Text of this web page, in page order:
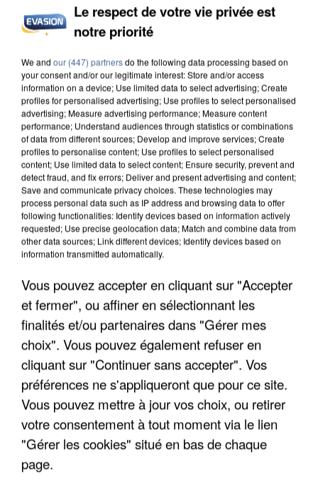
DE SOLIDARITÉ AVEC LES...
APRÈS TOUTES CES CANICULES, LES REFUGES
DE FAUNE SAUVAGE SONT...
Le respect de votre vie privée est
notre priorité
We and our (447) partnersdo the following data processing based on
your consent and/or our legitimate interest: Store and/or access
information on a device; Use limited data to select advertising; Create
profiles for personalised advertising; Use profiles to select personalised
advertising; Measure advertising performance; Measure content
performance; Understand audiences through statistics or combinations
of data from different sources; Develop and improve services; Create
profiles to personalise content; Use profiles to select personalised
content; Use limited data to select content; Ensure security, prevent and
detect fraud, and fix errors; Deliver and present advertising and content;
Save and communicate privacy choices. These technologies may
process personal data such as IP address and browsing data to offer
following functionalities: Identify devices based on information actively
requested; Use precise geolocation data; Match and combine data from
other data sources; Link different devices; Identify devices based on
information transmitted automatically.
Vous pouvez accepter en cliquant sur "Accepter
et fermer", ou affiner en sélectionnant les
finalités et/ou partenaires dans "Gérer mes
choix". Vous pouvez également refuser en
cliquant sur "Continuer sans accepter". Vos
préférences ne s'appliqueront que pour ce site.
Vous pouvez mettre à jour vos choix, ou retirer
votre consentement à tout moment via le lien
"Gérer les cookies" situé en bas de chaque
page.